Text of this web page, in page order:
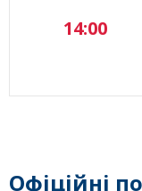
14:00
Офіційні